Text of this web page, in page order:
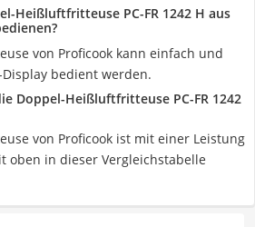
Heißluftfritteuse PC-FR 1242 H aus
von Proficook kann einfach und
bedient werden.
Doppel-Heißluftfritteuse PC-FR 1242
von Proficook ist mit einer Leistung
oben in dieser Vergleichstabelle